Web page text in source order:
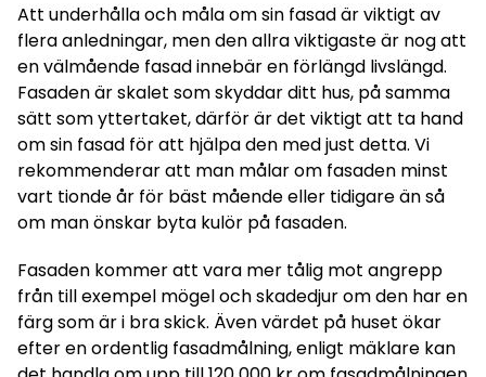
Att underhålla och måla om sin fasad är viktigt av
flera anledningar, men den allra viktigaste är nog att
en välmående fasad innebär en förlängd livslängd.
Fasaden är skalet som skyddar ditt hus, på samma
sätt som yttertaket, därför är det viktigt att ta hand
om sin fasad för att hjälpa den med just detta. Vi
rekommenderar att man målar om fasaden minst
vart tionde år för bäst mående eller tidigare än så
om man önskar byta kulör på fasaden.
Fasaden kommer att vara mer tålig mot angrepp
från till exempel mögel och skadedjur om den har en
färg som är i bra skick. Även värdet på huset ökar
efter en ordentlig fasadmålning, enligt mäklare kan